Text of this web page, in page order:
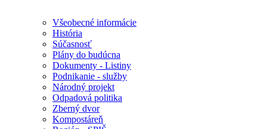
Všeobecné informácie
História
Súčasnosť
Plány do budúcna
Dokumenty - Listiny
Podnikanie - služby
Národný projekt
Odpadová politika
Zberný dvor
Kompostáreň